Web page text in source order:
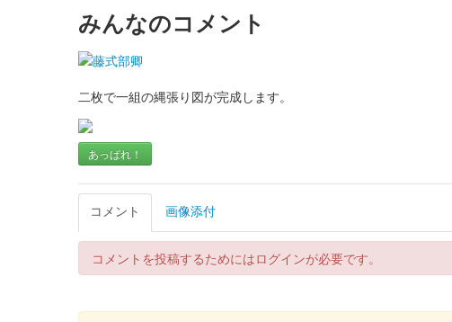
厩橋城（前橋城） 御城印
厩橋城（前橋城） 御城印
前橋城 御城印
前橋城 御城印 令和八年新春限定版
前橋城 御城印 令和七年秋限定版
みんなのコメント
二枚で一組の縄張り図が完成します。
あっぱれ！
コメント 画像添付
コメントを投稿するためにはログインが必要です。